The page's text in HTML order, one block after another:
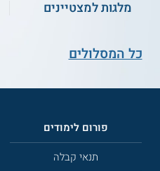
מלגות למצטיינים
כל המסלולים
פורום לימודים
תנאי קבלה